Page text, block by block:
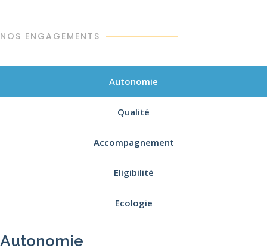
NOS ENGAGEMENTS
Autonomie
Qualité
Accompagnement
Eligibilité
Ecologie
Autonomie